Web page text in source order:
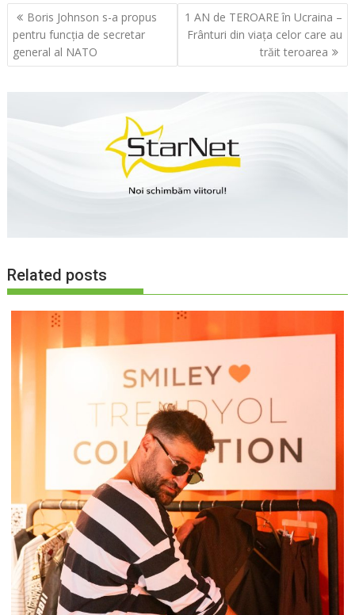
Navigare
în
articole
Boris Johnson s-a propus
pentru funcția de secretar
general al NATO
1 AN de TEROARE în Ucraina –
Frânturi din viața celor care au
trăit teroarea
Related posts